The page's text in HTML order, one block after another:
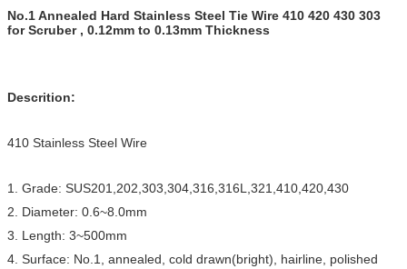
No.1 Annealed Hard Stainless Steel Tie Wire 410 420 430 303
for Scruber , 0.12mm to 0.13mm Thickness
Descrition:
410 Stainless Steel Wire
1. Grade: SUS201,202,303,304,316,316L,321,410,420,430
2. Diameter: 0.6~8.0mm
3. Length: 3~500mm
4. Surface: No.1, annealed, cold drawn(bright), hairline, polished